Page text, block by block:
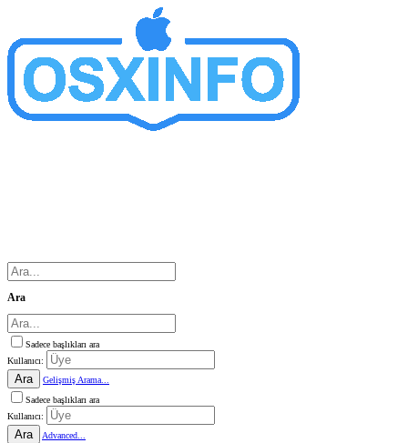
Ara
Sadece başlıkları ara
Kullanıcı:
Ara
Gelişmiş Arama...
Sadece başlıkları ara
Kullanıcı:
Ara
Advanced...